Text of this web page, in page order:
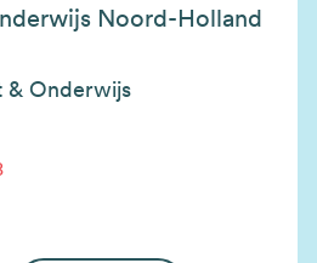
Noord-Holland
& Onderwijs